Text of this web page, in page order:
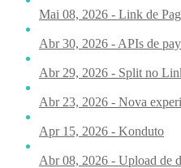
Mai 08, 2026 - Link de
Abr 30, 2026 - APIs de
Abr 29, 2026 - Split no
Abr 23, 2026 - Nova
Apr 15, 2026 - Konduto
Abr 08, 2026 - Upload de